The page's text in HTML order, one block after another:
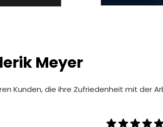
Meyer
Kunden, die ihre Zufriedenheit mit der